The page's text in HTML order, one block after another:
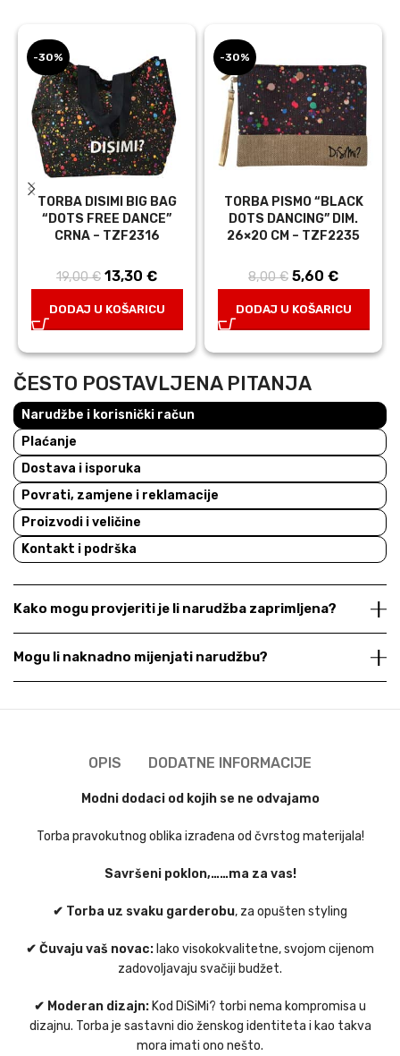
-30%
TORBA DISIMI BIG BAG
“DOTS FREE DANCE”
CRNA – TZF2316
19,00€
Izvorna
19,00 €.
13,30 €
13,30 €.
DODAJ U KOŠARICU
-30%
TORBA PISMO “BLACK
DOTS DANCING” DIM.
26×20 CM – TZF2235
8,00€
Izvorna
8,00 €.
5,60 €
5,60 €.
DODAJ U KOŠARICU
ČESTO POSTAVLJENA PITANJA
Narudžbe i korisnički račun
Plaćanje
Dostava i isporuka
Povrati, zamjene i reklamacije
Proizvodi i veličine
Kontakt i podrška
Kako mogu provjeriti je li narudžba zaprimljena?
Mogu li naknadno mijenjati narudžbu?
OPIS DODATNE INFORMACIJE
Modni dodaci od kojih se ne odvajamo
Torba pravokutnog oblika izrađena od čvrstog materijala!
Savršeni poklon,……ma za vas!
✔ Torba uz svaku garderobu, za opušten styling
✔ Čuvaju vaš novac: Iako visokokvalitetne, svojom cijenom
zadovoljavaju svačiji budžet.
✔ Moderan dizajn: Kod DiSiMi? torbi nema kompromisa u
dizajnu. Torba je sastavni dio ženskog identiteta i kao takva
mora imati ono nešto.